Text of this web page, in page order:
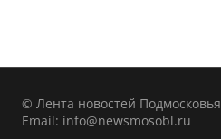
© Лента новостей Подмосковья
Email: info@newsmosobl.ru